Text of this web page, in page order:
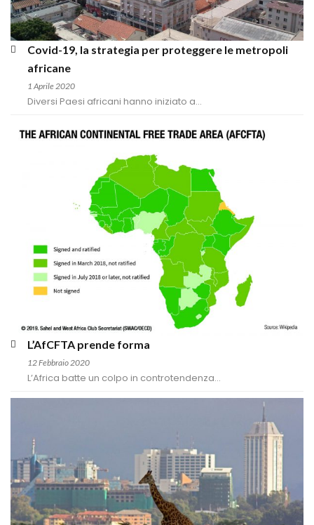
Covid-19, la strategia per proteggere le metropoli
africane
1 Aprile 2020
Diversi Paesi africani hanno iniziato a...
L’AfCFTA prende forma
12 Febbraio 2020
L’Africa batte un colpo in controtendenza...